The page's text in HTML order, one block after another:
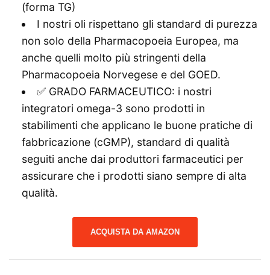
(forma TG)
I nostri oli rispettano gli standard di purezza
non solo della Pharmacopoeia Europea, ma
anche quelli molto più stringenti della
Pharmacopoeia Norvegese e del GOED.
✅ GRADO FARMACEUTICO: i nostri
integratori omega-3 sono prodotti in
stabilimenti che applicano le buone pratiche di
fabbricazione (cGMP), standard di qualità
seguiti anche dai produttori farmaceutici per
assicurare che i prodotti siano sempre di alta
qualità.
ACQUISTA DA AMAZON